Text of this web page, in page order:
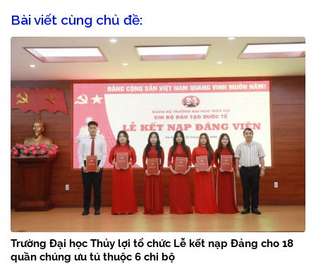
Bài viết cùng chủ đề:
Trường Đại học Thủy lợi tổ chức Lễ kết nạp Đảng cho 18
quần chúng ưu tú thuộc 6 chi bộ